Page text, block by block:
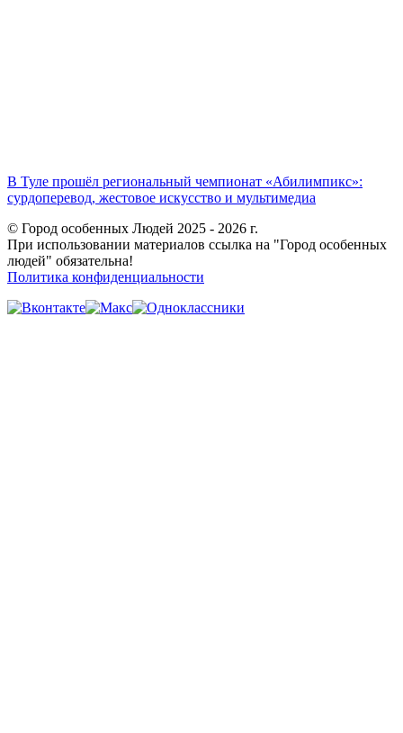
В Туле прошёл региональный чемпионат «Абилимпикс»:
сурдоперевод, жестовое искусство и мультимедиа
© Город особенных Людей 2025 - 2026 г.
При использовании материалов ссылка на "Город особенных
людей" обязательна!
Политика конфиденциальности